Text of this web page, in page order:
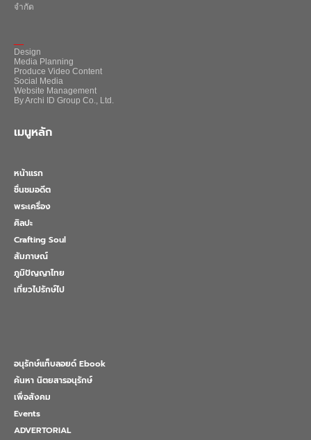
จำกัด
Design
Media Planning
Produce Video Content
Social Media
Website Management
By Archi ID Group Co., Ltd.
เมนูหลัก
หน้าแรก
ชื่นชมอดีต
พระเครื่อง
ศิลปะ
Crafting Soul
สัมภาษณ์
ภูมิปัญญาไทย
เที่ยวไปรักษ์ไป
อนุรักษ์แท็บลอยด์ Ebook
ค้นหา นิตยสารอนุรักษ์
เพื่อสังคม
Events
ADVERTORIAL